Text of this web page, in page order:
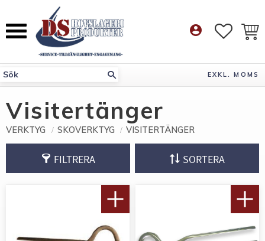
Meny account_circle
EXKL. MOMS
Visitertänger
VERKTYG SKOVERKTYG VISITERTÄNGER
FILTRERA SORTERA